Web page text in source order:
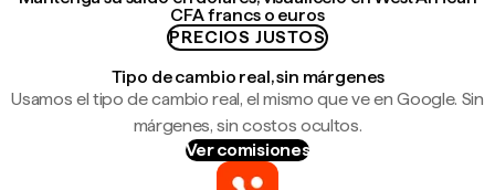
CFA francs o euros
PRECIOS JUSTOS
Tipo de cambio real, sin márgenes
Usamos el tipo de cambio real, el mismo que ve en Google. Sin
márgenes, sin costos ocultos.
Ver comisiones